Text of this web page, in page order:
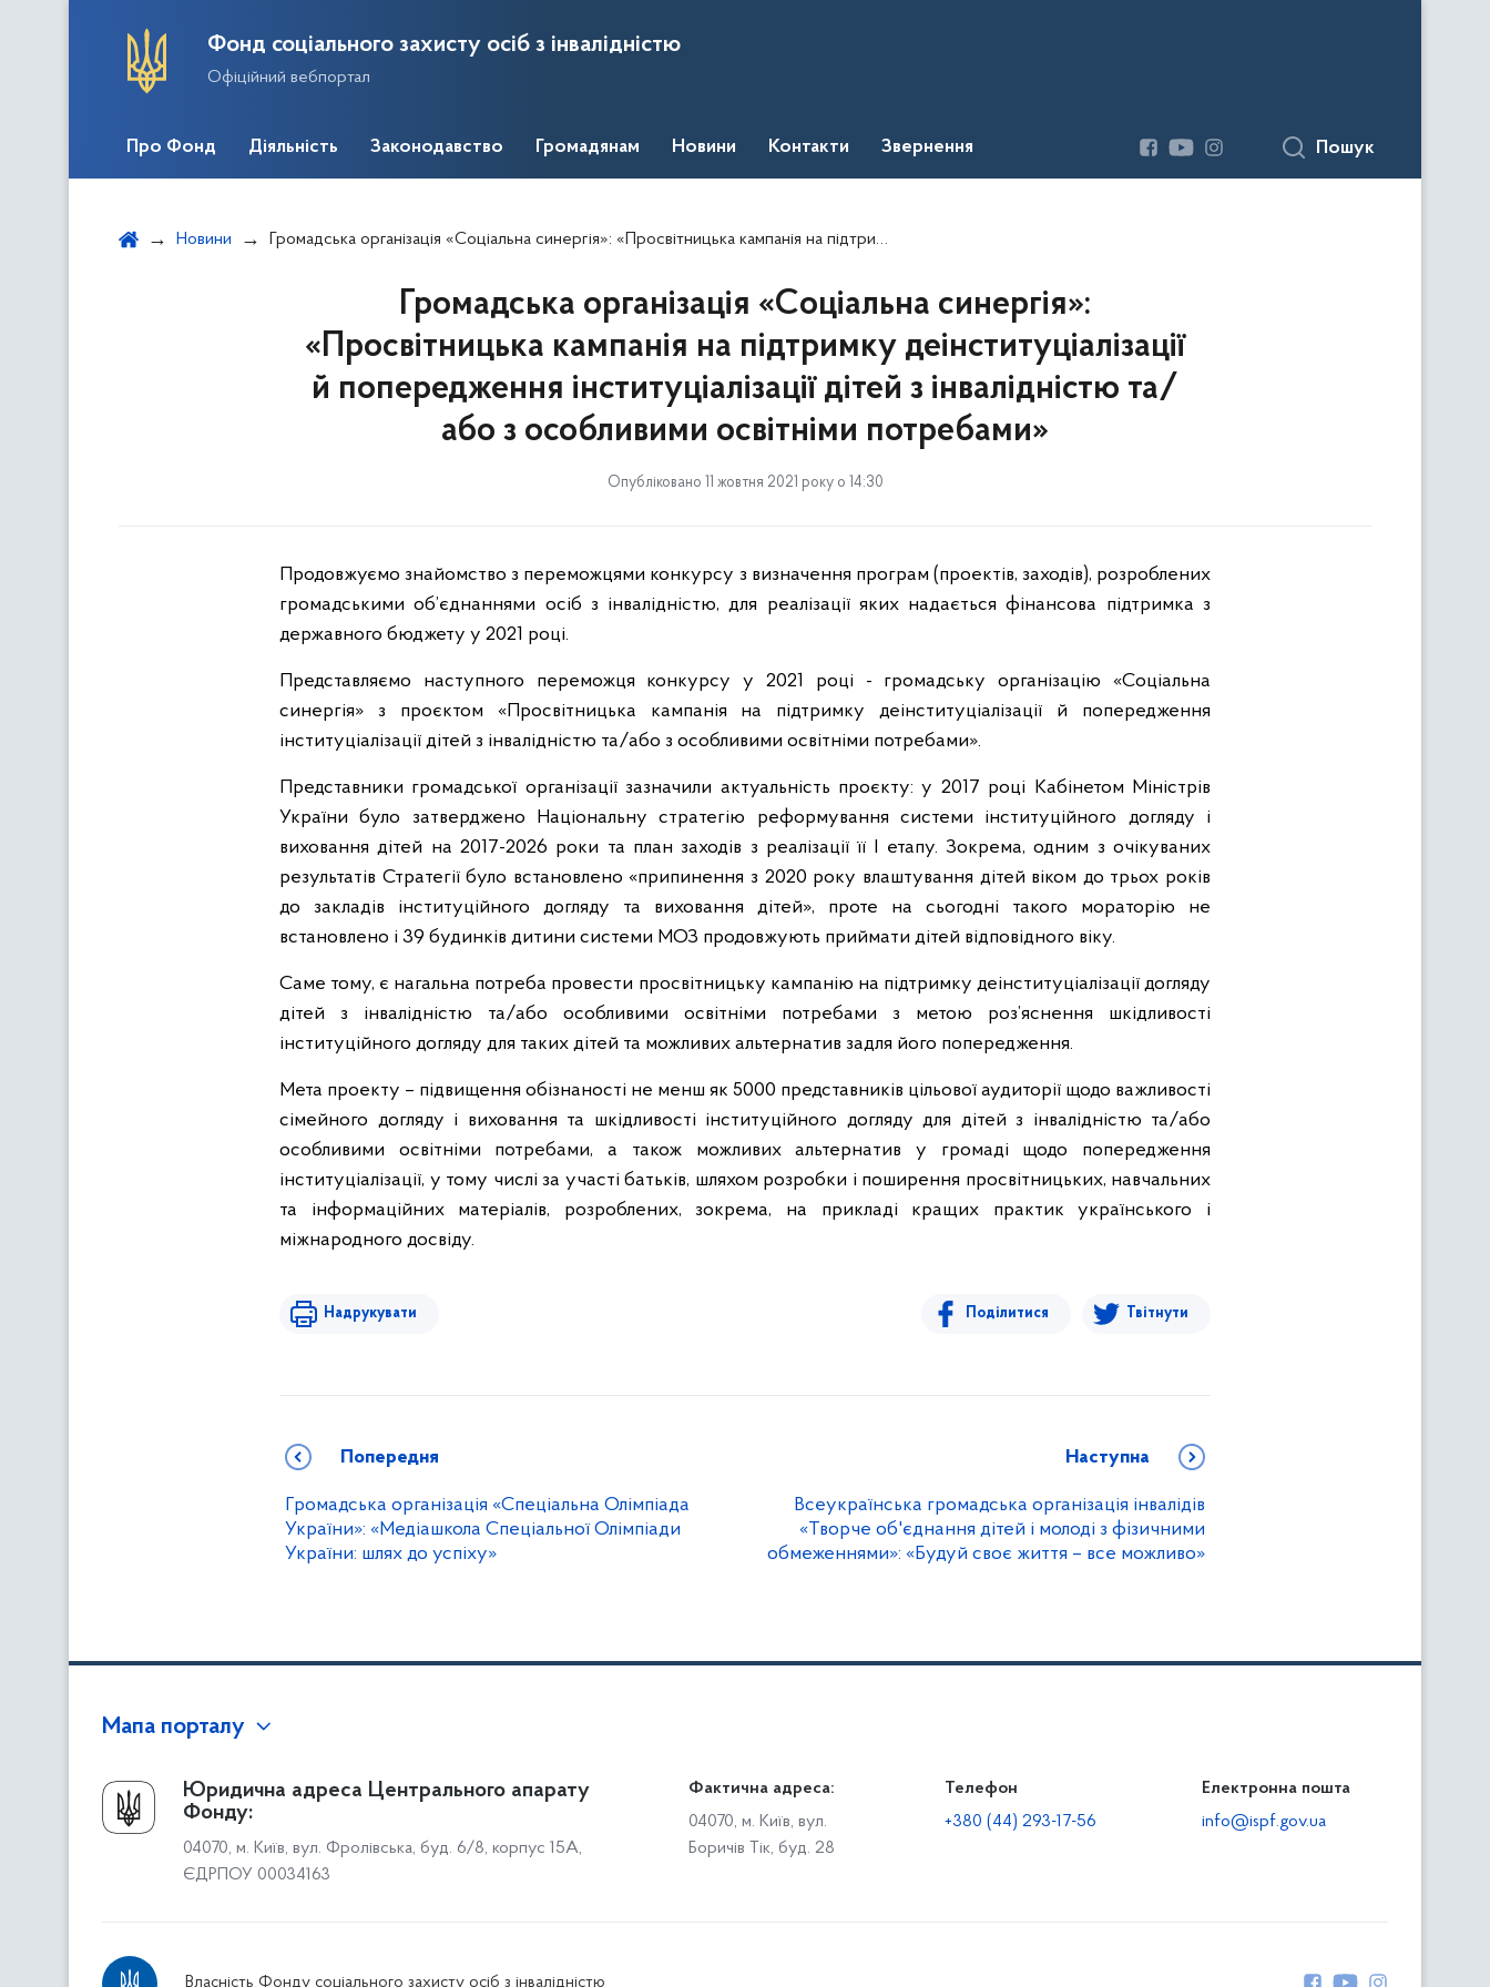
Фонд соціального захисту осіб з інвалідністю
Офіційний вебпортал
Про Фонд Діяльність Законодавство Громадянам Новини Контакти Звернення Пошук
Новини Громадська організація «Соціальна синергія»: «Просвітницька кампанія на підтримку деінституціалізації й попередження інституціалізації дітей з інвалідністю та/або з особливими освітніми потребами»
Громадська організація «Соціальна синергія»:
«Просвітницька кампанія на підтримку деінституціалізації
й попередження інституціалізації дітей з інвалідністю та/
або з особливими освітніми потребами»
Опубліковано 11 жовтня 2021 року о 14:30
Продовжуємо знайомство з переможцями конкурсу з визначення програм (проектів, заходів), розроблених
громадськими об’єднаннями осіб з інвалідністю, для реалізації яких надається фінансова підтримка з
державного бюджету у 2021 році.
Представляємо наступного переможця конкурсу у 2021 році - громадську організацію «Соціальна
синергія» з проєктом «Просвітницька кампанія на підтримку деінституціалізації й попередження
інституціалізації дітей з інвалідністю та/або з особливими освітніми потребами».
Представники громадської організації зазначили актуальність проєкту: у 2017 році Кабінетом Міністрів
України було затверджено Національну стратегію реформування системи інституційного догляду і
виховання дітей на 2017-2026 роки та план заходів з реалізації її І етапу. Зокрема, одним з очікуваних
результатів Стратегії було встановлено «припинення з 2020 року влаштування дітей віком до трьох років
до закладів інституційного догляду та виховання дітей», проте на сьогодні такого мораторію не
встановлено і 39 будинків дитини системи МОЗ продовжують приймати дітей відповідного віку.
Саме тому, є нагальна потреба провести просвітницьку кампанію на підтримку деінституціалізації догляду
дітей з інвалідністю та/або особливими освітніми потребами з метою роз’яснення шкідливості
інституційного догляду для таких дітей та можливих альтернатив задля його попередження.
Мета проекту – підвищення обізнаності не менш як 5000 представників цільової аудиторії щодо важливості
сімейного догляду і виховання та шкідливості інституційного догляду для дітей з інвалідністю та/або
особливими освітніми потребами, а також можливих альтернатив у громаді щодо попередження
інституціалізації, у тому числі за участі батьків, шляхом розробки і поширення просвітницьких, навчальних
та інформаційних матеріалів, розроблених, зокрема, на прикладі кращих практик українського і
міжнародного досвіду.
Надрукувати Поділитися Твітнути
Попередня
Громадська організація «Спеціальна Олімпіада
України»: «Медіашкола Спеціальної Олімпіади
України: шлях до успіху»
Наступна
Всеукраїнська громадська організація інвалідів
«Творче об'єднання дітей і молоді з фізичними
обмеженнями»: «Будуй своє життя – все можливо»
Мапа порталу
Про Фонд
Керівництво
Структура Фонду
Територіальні відділення
Громадянам
Доступ до публічної інформації
Звіти щодо роботи із запитами на отримання публічної
Діяльність
Роботодавцям
Юридична адреса Центрального апарату
Фонду:
04070, м. Київ, вул. Фролівська, буд. 6/8, корпус 15А,
ЄДРПОУ 00034163
Фактична адреса:
04070, м. Київ, вул.
Боричів Тік, буд. 28
Телефон
+380 (44) 293-17-56
Електронна пошта
info@ispf.gov.ua
Власність Фонду соціального захисту осіб з інвалідністю